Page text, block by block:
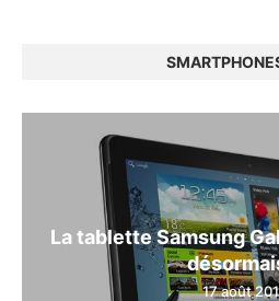
La tablette Samsung
17 août